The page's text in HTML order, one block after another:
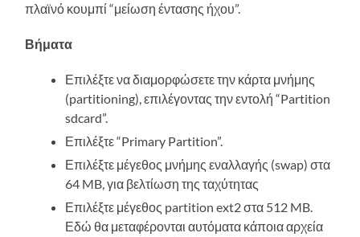
πλαϊνό κουμπί “μείωση έντασης ήχου”.
Βήματα
Επιλέξτε να διαμορφώσετε την κάρτα μνήμης
(partitioning), επιλέγοντας την εντολή “Partition
sdcard”.
Επιλέξτε “Primary Partition”.
Επιλέξτε μέγεθος μνήμης εναλλαγής (swap) στα
64 MB, για βελτίωση της ταχύτητας
Επιλέξτε μέγεθος partition ext2 στα 512 MB.
Εδώ θα μεταφέρονται αυτόματα κάποια αρχεία